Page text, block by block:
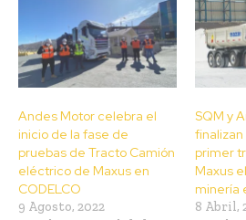
Andes Motor celebra el
inicio de la fase de
pruebas de Tracto Camión
eléctrico de Maxus en
CODELCO
9 Agosto, 2022
SQM y
primer
Maxus
minería
8 Abril,